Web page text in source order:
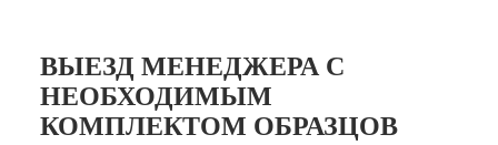
ВЫЕЗД МЕНЕДЖЕРА С
НЕОБХОДИМЫМ
КОМПЛЕКТОМ ОБРАЗЦОВ